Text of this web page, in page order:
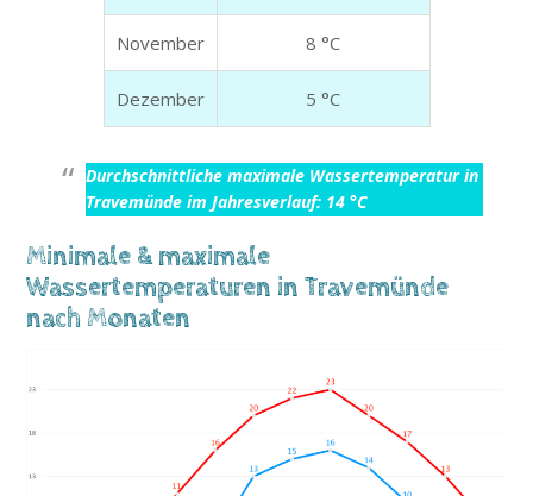
November 8 °C
Dezember 5 °C
Durchschnittliche maximale Wassertemperatur in
Travemünde im Jahresverlauf: 14 °C
Minimale & maximale
Wassertemperaturen in Travemünde
nach Monaten